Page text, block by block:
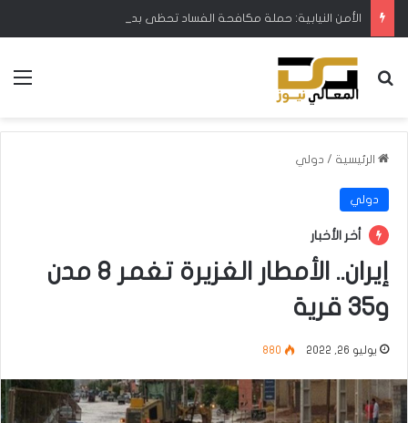
بحث عن
الرئيسية / دولي
دولي
أخر الأخبار
إيران.. الأمطار الغزيرة تغمر 8 مدن
و35 قرية
يوليو 26, 2022 880